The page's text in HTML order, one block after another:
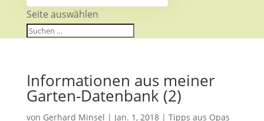
Seite auswählen
Informationen aus meiner
Garten-Datenbank (2)
von Gerhard Minsel | Jan. 1, 2018| Tipps aus Opas